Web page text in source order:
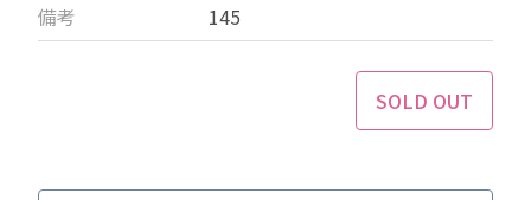
備考
145
SOLD OUT